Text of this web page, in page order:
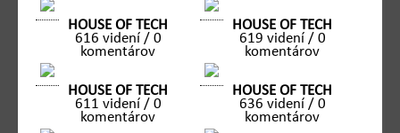
HOUSE OF TECH
616 videní / 0
komentárov
HOUSE OF TECH
619 videní / 0
komentárov
HOUSE OF TECH
611 videní / 0
komentárov
HOUSE OF TECH
636 videní / 0
komentárov